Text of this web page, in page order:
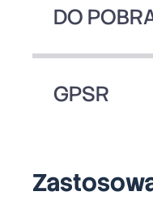
DO
GPSR